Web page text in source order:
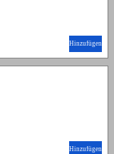
Hinzufügen
Hinzufügen